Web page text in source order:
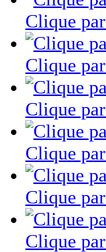
Clique
Clique
Clique
Clique
Clique
Clique